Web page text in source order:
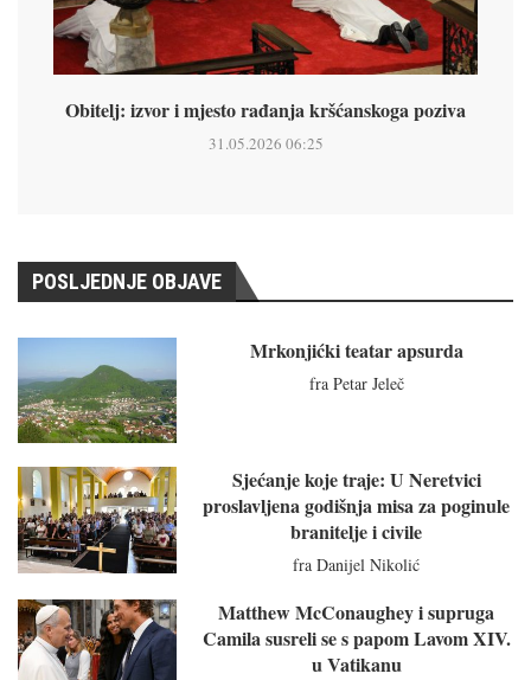
Obitelj: izvor i mjesto rađanja kršćanskoga poziva
31.05.2026 06:25
POSLJEDNJE OBJAVE
Mrkonjićki teatar apsurda
fra Petar Jeleč
Sjećanje koje traje: U Neretvici
proslavljena godišnja misa za poginule
branitelje i civile
fra Danijel Nikolić
Matthew McConaughey i supruga
Camila susreli se s papom Lavom XIV.
u Vatikanu